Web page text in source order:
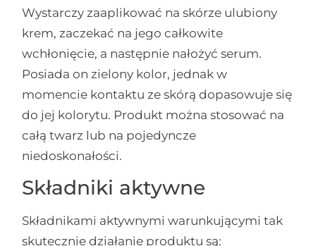
Wystarczy zaaplikować na skórze ulubiony
krem, zaczekać na jego całkowite
wchłonięcie, a następnie nałożyć serum.
Posiada on zielony kolor, jednak w
momencie kontaktu ze skórą dopasowuje się
do jej kolorytu. Produkt można stosować na
całą twarz lub na pojedyncze
niedoskonałości.
Składniki aktywne
Składnikami aktywnymi warunkującymi tak
skutecznie działanie produktu są: